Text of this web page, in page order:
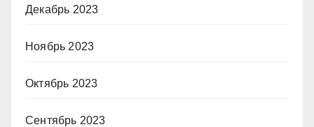
Декабрь 2023
Ноябрь 2023
Октябрь 2023
Сентябрь 2023